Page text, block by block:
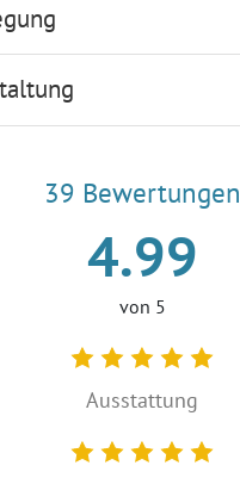
39 Bewertungen
4.99
von 5
Ausstattung